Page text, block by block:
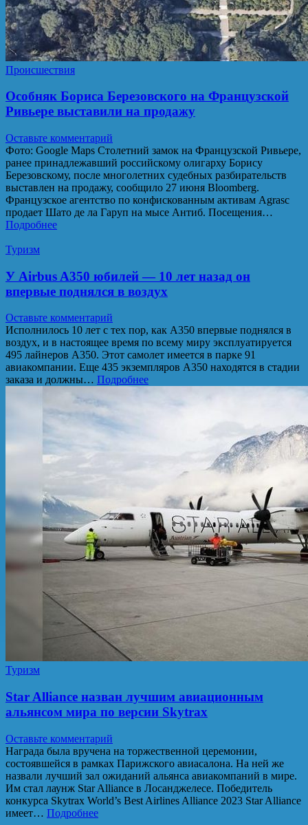
Происшествия
Особняк Бориса Березовского на Французской
Ривьере выставили на продажу
Оставьте комментарий
Фото: Google Maps Столетний замок на Французской Ривьере,
ранее принадлежавший российскому олигарху Борису
Березовскому, после многолетних судебных разбирательств
выставлен на продажу, сообщило 27 июня Bloomberg.
Французское агентство по конфискованным активам Agrasc
продает Шато де ла Гаруп на мысе Антиб. Посещения…
Подробнее
Туризм
У Airbus A350 юбилей ― 10 лет назад он
впервые поднялся в воздух
Оставьте комментарий
Исполнилось 10 лет с тех пор, как A350 впервые поднялся в
воздух, и в настоящее время по всему миру эксплуатируется
495 лайнеров A350. Этот самолет имеется в парке 91
авиакомпании. Еще 435 экземпляров A350 находятся в стадии
заказа и должны… Подробнее
Туризм
Star Alliance назван лучшим авиационным
альянсом мира по версии Skytrax
Оставьте комментарий
Награда была вручена на торжественной церемонии,
состоявшейся в рамках Парижского авиасалона. На ней же
назвали лучший зал ожиданий альянса авиакомпаний в мире.
Им стал лаунж Star Alliance в Лосанджелесе. Победитель
конкурса Skytrax World’s Best Airlines Alliance 2023 Star Alliance
имеет… Подробнее